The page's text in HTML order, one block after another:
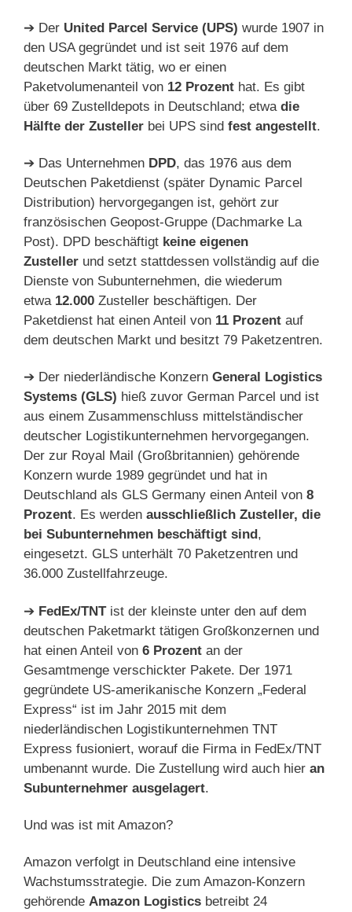
➔ Der United Parcel Service (UPS) wurde 1907 in
den USA gegründet und ist seit 1976 auf dem
deutschen Markt tätig, wo er einen
Paketvolumenanteil von 12 Prozent hat. Es gibt
über 69 Zustelldepots in Deutschland; etwa die
Hälfte der Zusteller bei UPS sind fest angestellt.
➔ Das Unternehmen DPD, das 1976 aus dem
Deutschen Paketdienst (später Dynamic Parcel
Distribution) hervorgegangen ist, gehört zur
französischen Geopost-Gruppe (Dachmarke La
Post). DPD beschäftigt keine eigenen
Zusteller und setzt stattdessen vollständig auf die
Dienste von Subunternehmen, die wiederum
etwa 12.000 Zusteller beschäftigen. Der
Paketdienst hat einen Anteil von 11 Prozent auf
dem deutschen Markt und besitzt 79 Paketzentren.
➔ Der niederländische Konzern General Logistics
Systems (GLS) hieß zuvor German Parcel und ist
aus einem Zusammenschluss mittelständischer
deutscher Logistikunternehmen hervorgegangen.
Der zur Royal Mail (Großbritannien) gehörende
Konzern wurde 1989 gegründet und hat in
Deutschland als GLS Germany einen Anteil von 8
Prozent. Es werden ausschließlich Zusteller, die
bei Subunternehmen beschäftigt sind ,
eingesetzt. GLS unterhält 70 Paketzentren und
36.000 Zustellfahrzeuge.
➔ FedEx/TNTist der kleinste unter den auf dem
deutschen Paketmarkt tätigen Großkonzernen und
hat einen Anteil von 6 Prozent an der
Gesamtmenge verschickter Pakete. Der 1971
gegründete US-amerikanische Konzern „Federal
Express“ ist im Jahr 2015 mit dem
niederländischen Logistikunternehmen TNT
Express fusioniert, worauf die Firma in FedEx/TNT
umbenannt wurde. Die Zustellung wird auch hier an
Subunternehmer ausgelagert.
Und was ist mit Amazon?
Amazon verfolgt in Deutschland eine intensive
Wachstumsstrategie. Die zum Amazon-Konzern
gehörende Amazon Logistics betreibt 24